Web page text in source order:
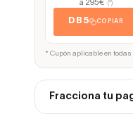
a 295€
(*)
DB5 COPIAR
* Cupón aplicable en todas
Fracciona tu